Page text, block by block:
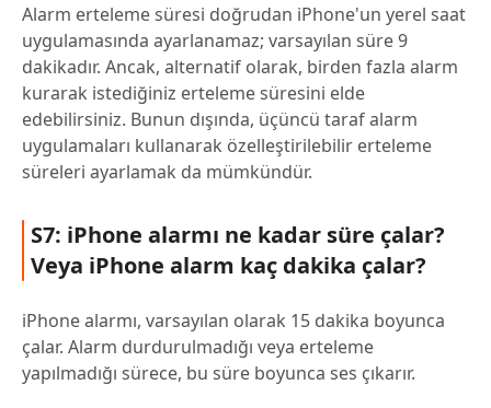
Alarm erteleme süresi doğrudan iPhone'un yerel saat
uygulamasında ayarlanamaz; varsayılan süre 9
dakikadır. Ancak, alternatif olarak, birden fazla alarm
kurarak istediğiniz erteleme süresini elde
edebilirsiniz. Bunun dışında, üçüncü taraf alarm
uygulamaları kullanarak özelleştirilebilir erteleme
süreleri ayarlamak da mümkündür.
S7: iPhone alarmı ne kadar süre çalar?
Veya iPhone alarm kaç dakika çalar?
iPhone alarmı, varsayılan olarak 15 dakika boyunca
çalar. Alarm durdurulmadığı veya erteleme
yapılmadığı sürece, bu süre boyunca ses çıkarır.